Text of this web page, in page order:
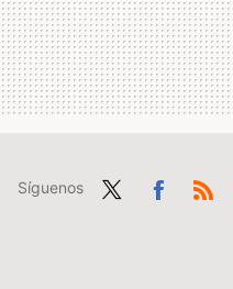
Síguenos